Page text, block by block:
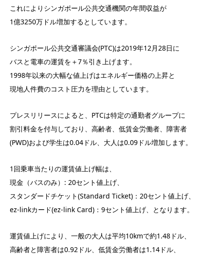
これによりシンガポール公共交通機関の年間収益が
1億3250万ドル増加するとしています。
シンガポール公共交通審議会(PTC)は2019年12月28日に
バスと電車の運賃を＋7％引き上げます。
1998年以来の大幅な値上げはエネルギー価格の上昇と
現地人件費のコスト圧力を理由としています。
プレスリリースによると、PTCは特定の通勤者グループに
割引料金を付与しており、高齢者、低賃金労働者、障害者
(PWD)および学生は0.04ドル、大人は0.09ドル増加します。
1回乗車当たりの運賃値上げ幅は、
現金（バスのみ）: 20セント値上げ、
スタンダードチケット(Standard Ticket)：20セント値上げ、
ez-linkカード(ez-link Card)：9セント値上げ、となります。
運賃値上げにより、一般の大人は平均10kmで約1.48ドル、
高齢者と障害者は0.92ドル、低賃金労働者は1.14ドル、